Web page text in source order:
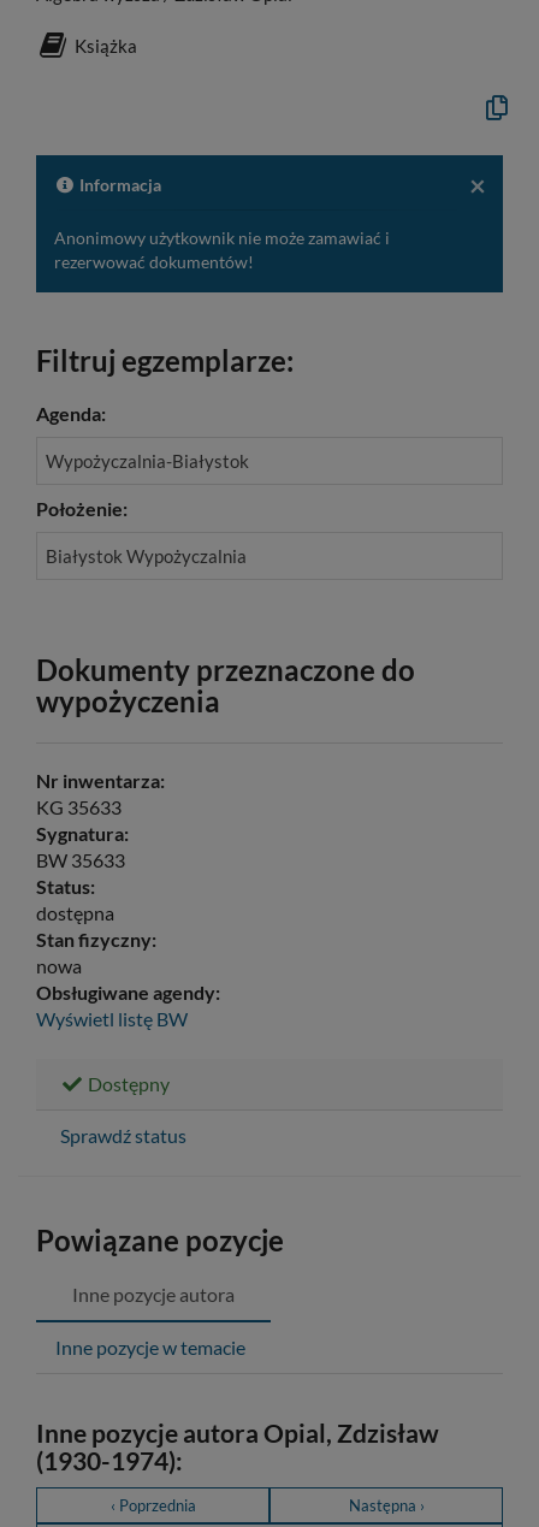
Książka
Kopiuj
do
×
Informacja
Anonimowy użytkownik nie może zamawiać i
rezerwować dokumentów!
Filtruj egzemplarze:
Agenda:
Wypożyczalnia-Białystok
Położenie:
Białystok Wypożyczalnia
Dokumenty przeznaczone do
wypożyczenia
Nr inwentarza:
KG 35633
Sygnatura:
BW 35633
Status:
dostępna
Stan fizyczny:
nowa
Obsługiwane agendy:
Wyświetl listę BW
Dostępny
Sprawdź status
Powiązane pozycje
Inne pozycje autora
Inne pozycje w temacie
Inne pozycje autora Opial, Zdzisław
(1930-1974):
‹ Poprzednia
Następna ›